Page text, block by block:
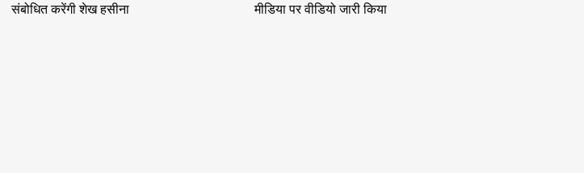
संबोधित करेंगी शेख हसीना
मीडिया पर वीडियो जारी किया